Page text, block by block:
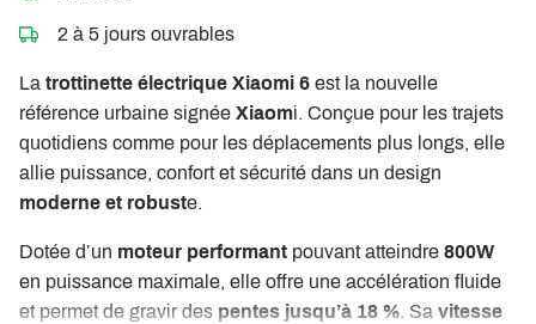
2 à 5 jours ouvrables
La trottinette électrique Xiaomi 6 est la nouvelle
référence urbaine signée Xiaomi. Conçue pour les trajets
quotidiens comme pour les déplacements plus longs, elle
allie puissance, confort et sécurité dans un design
moderne et robuste.
Dotée d’un moteur performant pouvant atteindre 800W
en puissance maximale, elle offre une accélération fluide
et permet de gravir des pentes jusqu’à 18 %. Sa vitesse